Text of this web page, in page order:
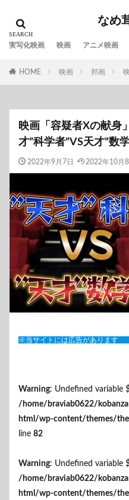
なめ
実写化映画 映画 アニメ映画
HOME 映画 邦画
映画「容疑者Xの献身
才”科学者”VS天才”数
2022年9月7日 2022年10月8
※当サイトには広告があります
Warning: Undefined variable
/home/braviab0622/
html/wp-content/themes/
line 82
Warning: Undefined variable
/home/braviab0622/
html/wp-content/themes/